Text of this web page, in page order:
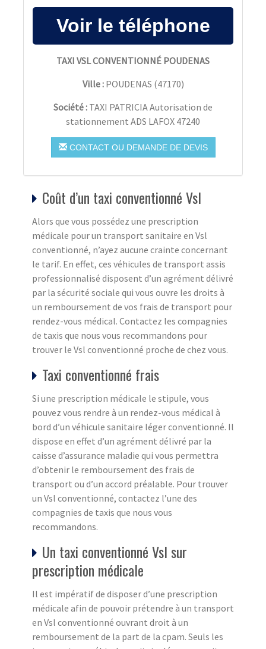
TAXI VSL CONVENTIONNÉ POUDENAS
Ville : POUDENAS (47170)
Société : TAXI PATRICIA Autorisation de
stationnement ADS LAFOX 47240
CONTACT OU DEMANDE DE DEVIS
Coût d’un taxi conventionné Vsl
Alors que vous possédez une prescription
médicale pour un transport sanitaire en Vsl
conventionné, n’ayez aucune crainte concernant
le tarif. En effet, ces véhicules de transport assis
professionnalisé disposent d’un agrément délivré
par la sécurité sociale qui vous ouvre les droits à
un remboursement de vos frais de transport pour
rendez-vous médical. Contactez les compagnies
de taxis que nous vous recommandons pour
trouver le Vsl conventionné proche de chez vous.
Taxi conventionné frais
Si une prescription médicale le stipule, vous
pouvez vous rendre à un rendez-vous médical à
bord d’un véhicule sanitaire léger conventionné. Il
dispose en effet d’un agrément délivré par la
caisse d’assurance maladie qui vous permettra
d’obtenir le remboursement des frais de
transport ou d’un accord préalable. Pour trouver
un Vsl conventionné, contactez l’une des
compagnies de taxis que nous vous
recommandons.
Un taxi conventionné Vsl sur
prescription médicale
Il est impératif de disposer d’une prescription
médicale afin de pouvoir prétendre à un transport
en Vsl conventionné ouvrant droit à un
remboursement de la part de la cpam. Seuls les